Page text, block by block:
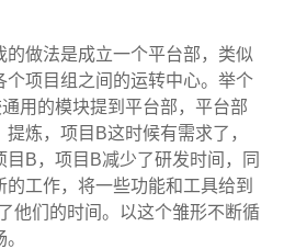
的做法是成立一个平台部，类似
个项目组之间的运转中心。举个
用的模块提到平台部，平台部
炼，项目B这时候有需求了，
B，项目B减少了研发时间，同
工作，将一些功能和工具给到
他们的时间。以这个雏形不断循